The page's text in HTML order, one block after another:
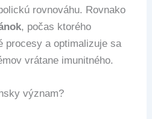
rovnováhu. Rovnako
, počas ktorého
procesy a optimalizuje sa
vrátane imunitného.
význam?